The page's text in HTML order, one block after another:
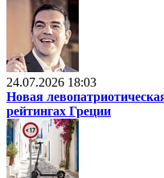
24.07.2026 18:03
Новая
рейтингах Греции